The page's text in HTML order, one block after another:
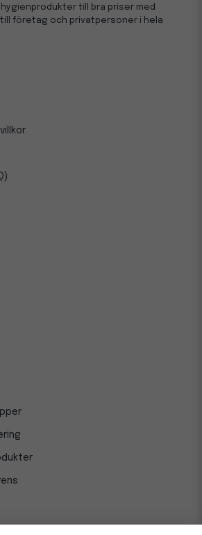
till bra priser med
företag och privatpersoner i hela